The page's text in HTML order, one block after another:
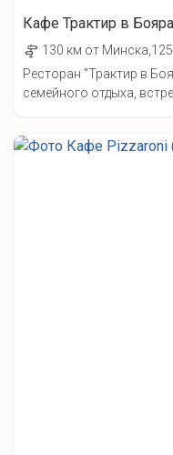
Кафе Трактир в
130 км от
Ресторан "Трактир в
семейного отдыха,